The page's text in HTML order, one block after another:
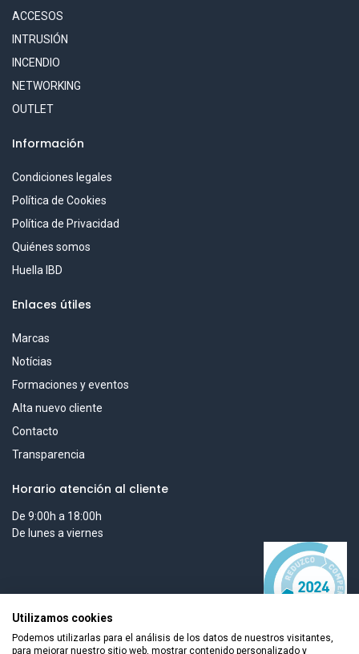
ACCESOS
INTRUSIÓN
INCENDIO
NETWORKING
OUTLET
Información
Condiciones legales
Política de Cookies
Política de Privacidad
Quiénes somos
Huella IBD
Enlaces útiles
Marcas
Notícias
Formaciones y eventos
Alta nuevo cliente
Contacto
Transparencia
Horario atención al cliente
De 9:00h a 18:00h
De lunes a viernes
Utilizamos cookies
Podemos utilizarlas para el análisis de los datos de nuestros visitantes,
para mejorar nuestro sitio web, mostrar contenido personalizado y